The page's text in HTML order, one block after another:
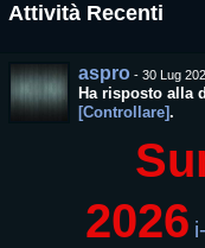
Attività Recenti
aspro - 30 Lug
Ha risposto alla
[Controllare].
2026